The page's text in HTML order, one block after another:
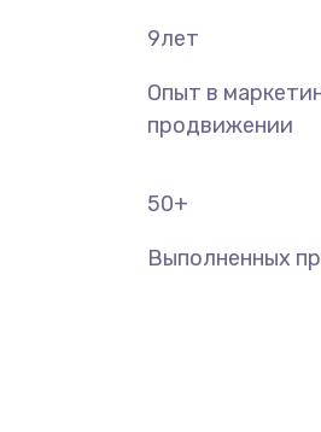
9лет
Опыт в
продвижении
50+
Выполненных